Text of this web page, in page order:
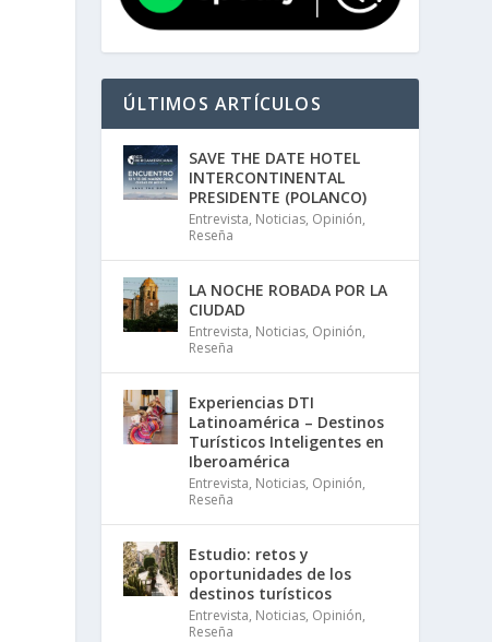
ÚLTIMOS ARTÍCULOS
SAVE THE DATE HOTEL
INTERCONTINENTAL
PRESIDENTE (POLANCO)
Entrevista, Noticias, Opinión,
Reseña
LA NOCHE ROBADA POR LA
CIUDAD
Entrevista, Noticias, Opinión,
Reseña
Experiencias DTI
Latinoamérica – Destinos
Turísticos Inteligentes en
Iberoamérica
Entrevista, Noticias, Opinión,
Reseña
Estudio: retos y
oportunidades de los
destinos turísticos
Entrevista, Noticias, Opinión,
Reseña